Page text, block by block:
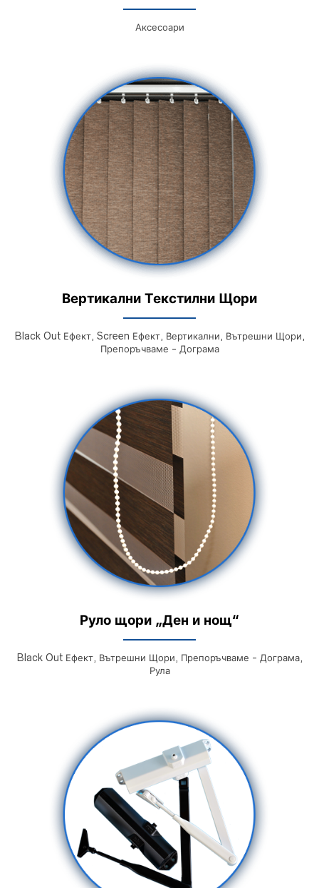
Аксесоари
Вертикални Текстилни Щори
Black Out Ефект, Screen Ефект, Вертикални, Вътрешни Щори,
Препоръчваме - Дограма
Руло щори „Ден и нощ“
Black Out Ефект, Вътрешни Щори, Препоръчваме - Дограма,
Рула